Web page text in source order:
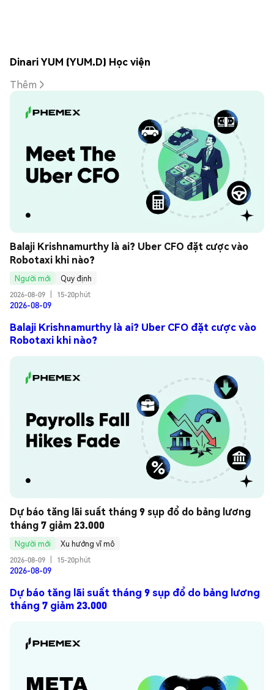
Dinari YUM (YUM.D) Học viện
Thêm
Balaji Krishnamurthy là ai? Uber CFO đặt cược vào
Robotaxi khi nào?
Người mới
Quy định
2026-08-09
15-20phút
2026-08-09
Balaji Krishnamurthy là ai? Uber CFO đặt cược vào
Robotaxi khi nào?
Dự báo tăng lãi suất tháng 9 sụp đổ do bảng lương
tháng 7 giảm 23.000
Người mới
Xu hướng vĩ mô
2026-08-09
15-20phút
2026-08-09
Dự báo tăng lãi suất tháng 9 sụp đổ do bảng lương
tháng 7 giảm 23.000